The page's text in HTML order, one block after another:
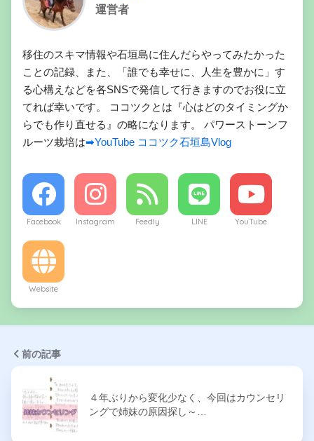
運営者
移住のスキマ情報や石垣島に住んだらやってみたかった
ことの記録、また、「誰でも幸せに、人生を豊かに」す
る心構えなどを各SNSで発信して行きますのでお役に立
てれば幸いです。 ココツクとは『心はどのタイミングか
らでも作り直せる』の略になります。 パワーストーンフ
ルーツ栽培は➡YouTube ココツク石垣島Vlog
Facebook Instagram Feedly LINE YouTube
Website
前の記事
４年ぶりから変化少なく、今回はカウンセリ
ングで姉妹の原因探し～…